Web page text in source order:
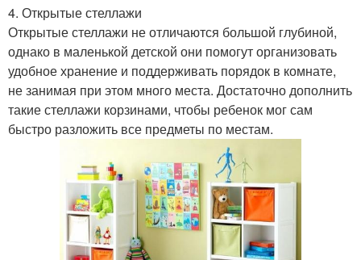
4. Открытые стеллажи
Открытые стеллажи не отличаются большой глубиной,
однако в маленькой детской они помогут организовать
удобное хранение и поддерживать порядок в комнате,
не занимая при этом много места. Достаточно дополнить
такие стеллажи корзинами, чтобы ребенок мог сам
быстро разложить все предметы по местам.